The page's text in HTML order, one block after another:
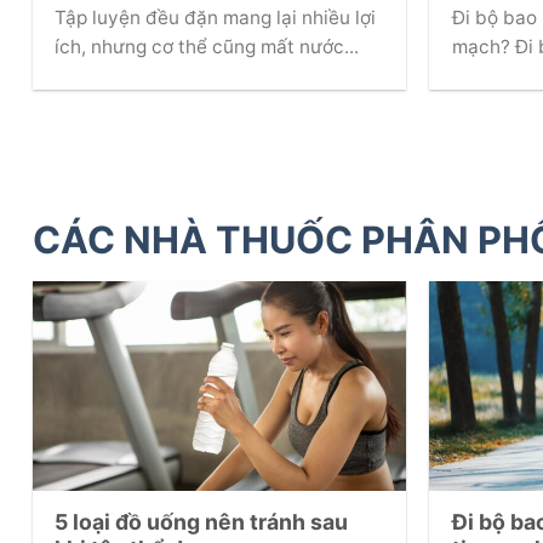
Tập luyện đều đặn mang lại nhiều lợi
ích, nhưng cơ thể cũng mất nước...
Đi bộ
CÁC NHÀ THUỐC PHÂN